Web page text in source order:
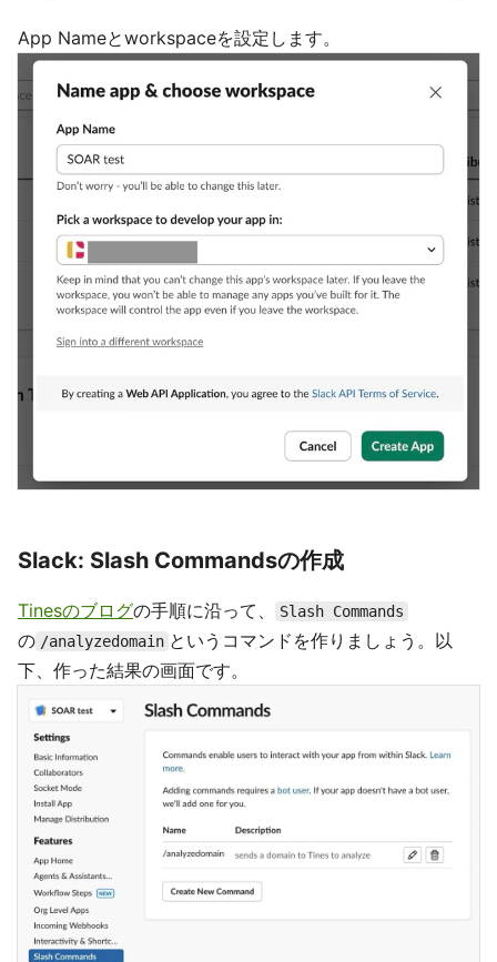
App Nameとworkspaceを設定します。
Slack: Slash Commandsの作成
Tinesのブログの手順に沿って、 Slash Commands
の /analyzedomain というコマンドを作りましょう。以
下、作った結果の画面です。